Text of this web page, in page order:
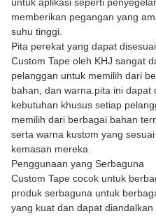
memberikan pegangan yang
suhu tinggi.
Pita perekat yang dapat
Custom Tape oleh KHJ sangat
pelanggan untuk memilih dari
bahan, dan warna.pita ini
kebutuhan khusus setiap
memilih dari berbagai bahan
serta warna kustom yang
kemasan mereka.
Penggunaan yang Serbaguna
Custom Tape cocok untuk
produk serbaguna untuk
yang kuat dan dapat